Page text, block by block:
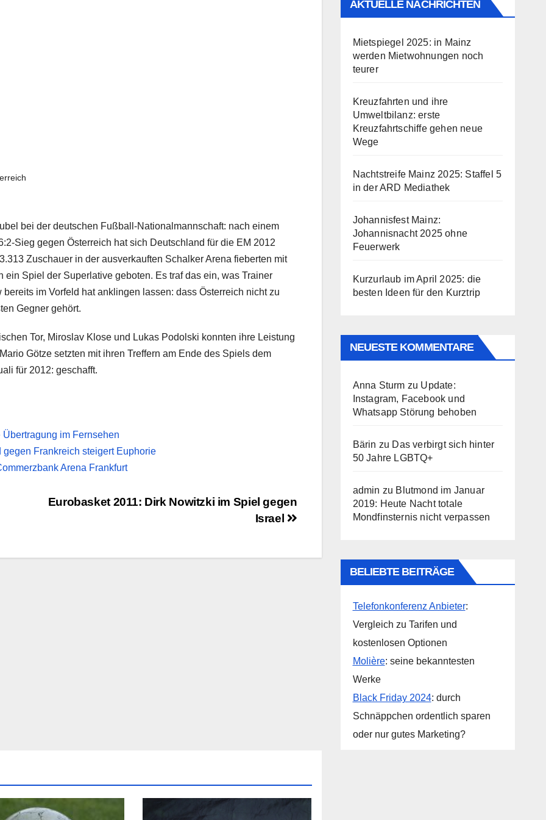
bei der deutschen Fußball-Nationalmannschaft: nach einem
Sieg gegen Österreich hat sich Deutschland für die EM 2012
Zuschauer in der ausverkauften Schalker Arena fieberten mit
ein Spiel der Superlative geboten. Es traf das ein, was Trainer
bereits im Vorfeld hat anklingen lassen: dass Österreich nicht zu
Gegner gehört.
Tor, Miroslav Klose und Lukas Podolski konnten ihre Leistung
Götze setzten mit ihren Treffern am Ende des Spiels dem
für 2012: geschafft.
im Fernsehen
Frankreich steigert Euphorie
Arena Frankfurt
Eurobasket 2011: Dirk Nowitzki im Spiel gegen
Israel
AKTUELLE NACHRICHTEN
Mietspiegel 2025: in Mainz
werden Mietwohnungen noch
teurer
Kreuzfahrten und ihre
Umweltbilanz: erste
Kreuzfahrtschiffe gehen neue
Wege
Nachtstreife Mainz 2025: Staffel 5
in der ARD Mediathek
Johannisfest Mainz:
Johannisnacht 2025 ohne
Feuerwerk
Kurzurlaub im April 2025: die
besten Ideen für den Kurztrip
NEUESTE KOMMENTARE
Anna Sturm zu Update:
Instagram, Facebook und
Whatsapp Störung behoben
Bärin zu Das verbirgt sich hinter
50 Jahre LGBTQ+
admin zu Blutmond im Januar
2019: Heute Nacht totale
Mondfinsternis nicht verpassen
BELIEBTE BEITRÄGE
Telefonkonferenz Anbieter:
Vergleich zu Tarifen und
kostenlosen Optionen
Molière: seine bekanntesten
Werke
Black Friday 2024: durch
Schnäppchen ordentlich sparen
oder nur gutes Marketing?